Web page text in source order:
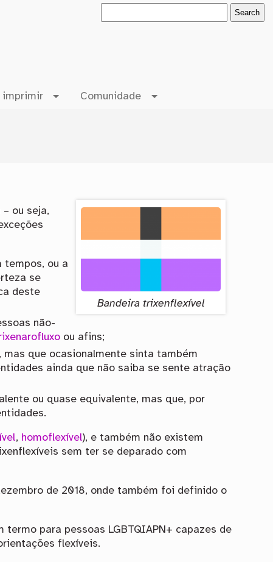
imprimir Comunidade
Bandeira trixenflexível
– ou seja,
tempos, ou a
se
deste
não-
ou afins;
que ocasionalmente sinta também
ainda que não saiba se sente atração
ou quase equivalente, mas que, por
, homoflexível), e também não existem
sem ter se deparado com
de 2018, onde também foi definido o
para pessoas LGBTQIAPN+ capazes de
flexíveis.